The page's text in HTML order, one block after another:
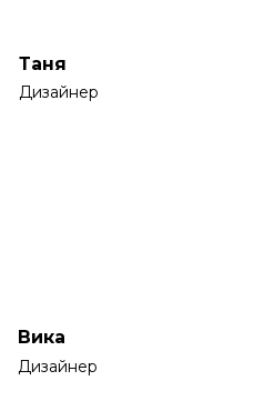
Таня
Дизайнер
Вика
Дизайнер